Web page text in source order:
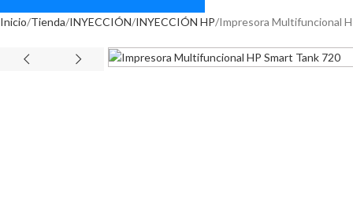
Inicio Tienda INYECCIÓN INYECCIÓN HP Impresora Multifuncional